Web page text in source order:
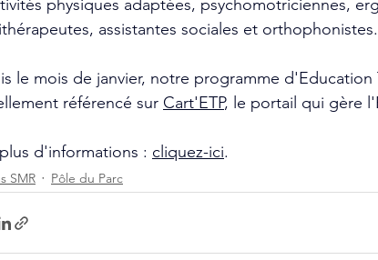
physiques adaptées, psychomotriciennes,
assistantes sociales et orthophonistes.
le mois de janvier, notre programme
référencé sur Cart'ETP, le portail qui gère
d'informations : cliquez-ici.
SMR Pôle du Parc